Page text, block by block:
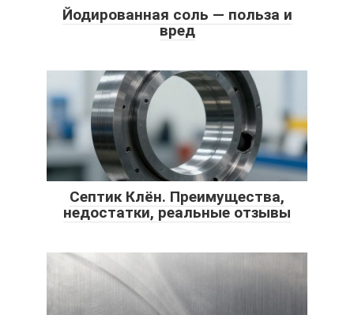
Йодированная соль — польза и
вред
Септик Клён. Преимущества,
недостатки, реальные отзывы